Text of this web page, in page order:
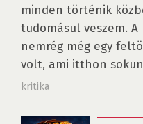
minden történik
tudomásul veszem. A
nemrég még egy
volt, ami itthon
kritika